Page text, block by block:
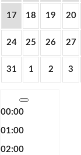
17 18 19 20
24 25 26 27
31 1 2 3
00:00
01:00
02:00